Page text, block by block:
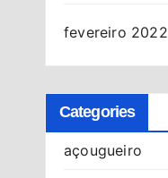
fevereiro 2022
Categories
açougueiro